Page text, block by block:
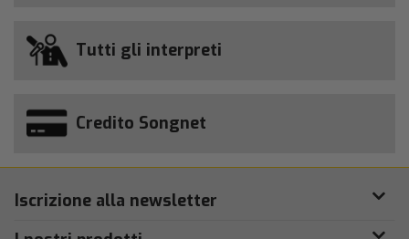
Tutti gli interpreti
Credito Songnet
Iscrizione alla newsletter